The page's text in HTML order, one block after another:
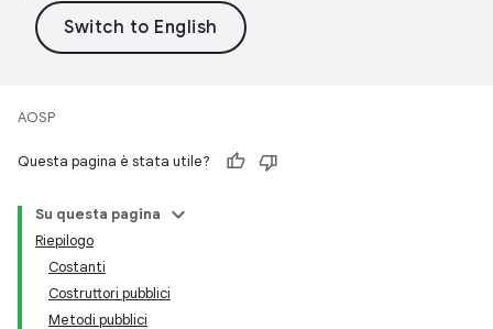
AOSP
Questa pagina è stata utile?
Su questa pagina
Riepilogo
Costanti
Costruttori pubblici
Metodi pubblici